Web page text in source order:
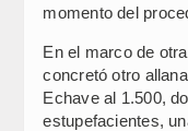
momento del
En el marco de
concretó otro
Echave al 1.500,
estupefacientes,